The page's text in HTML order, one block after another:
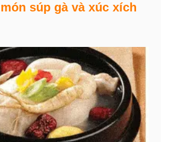
súp gà và xúc xích